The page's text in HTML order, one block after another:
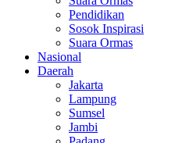
Pendidikan
Sosok Inspirasi
Suara Ormas
Nasional
Daerah
Jakarta
Lampung
Sumsel
Jambi